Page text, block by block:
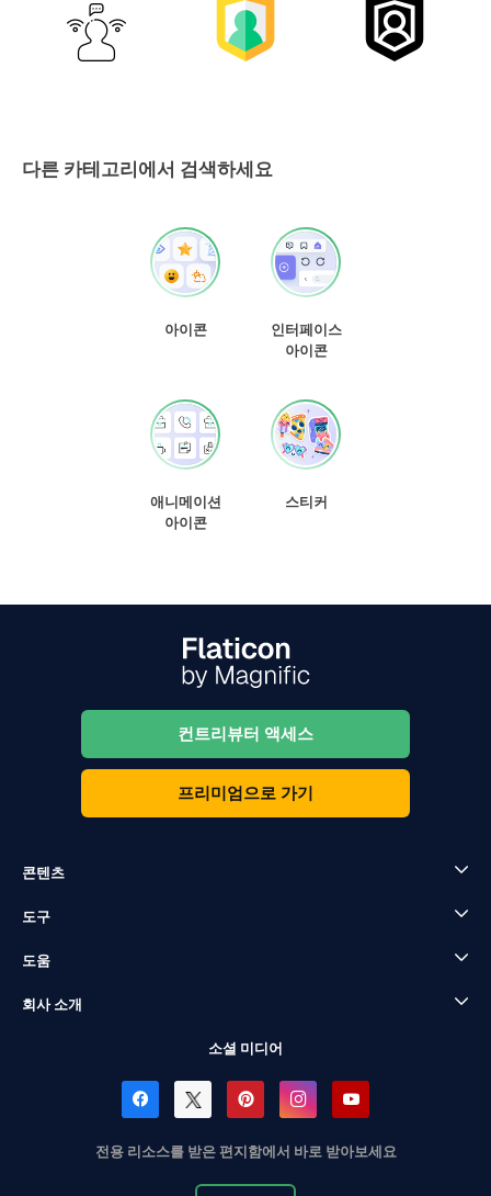
다른 카테고리에서 검색하세요
아이콘
인터페이스
아이콘
애니메이션
아이콘
스티커
컨트리뷰터 액세스
프리미엄으로 가기
콘텐츠
도구
도움
회사 소개
소셜 미디어
전용 리소스를 받은 편지함에서 바로 받아보세요